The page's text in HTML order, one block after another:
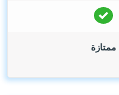
ممتازة